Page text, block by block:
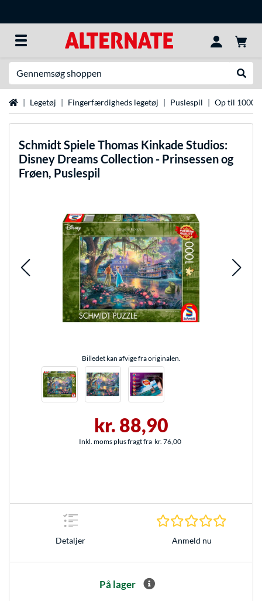
StartsideLegetøj Fingerfærdigheds legetøj Puslespil Op til 1000
Schmidt Spiele Thomas Kinkade Studios:
Disney Dreams Collection - Prinsessen og
Frøen, Puslespil
Billedet kan afvige fra originalen.
kr. 88,90
Inkl. moms plus fragt fra kr. 76,00
Detaljer Anmeld nu
På lager